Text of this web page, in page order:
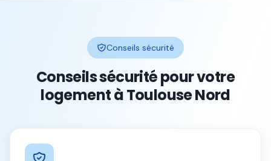
Conseils sécurité
Conseils sécurité pour votre
logement àToulouse Nord